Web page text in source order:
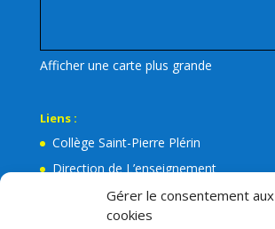
Gérer le consentement aux
cookies
Afficher une carte plus grande
Liens :
Collège Saint-Pierre Plérin
Direction de L’enseignement
La Mairie de Plérin
Ecole Jean Leuduger Plérin